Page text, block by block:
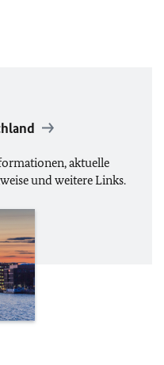
aktuelle
und weitere Links.